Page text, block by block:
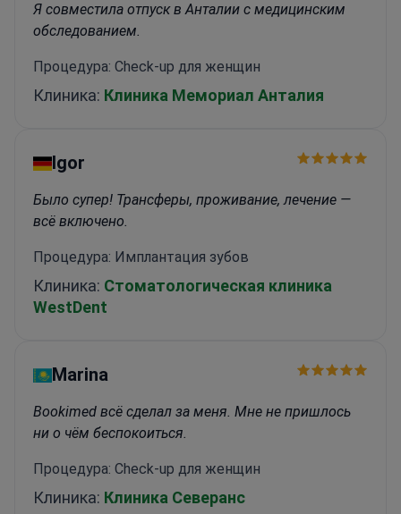
Я совместила отпуск в Анталии с медицинским
обследованием.
Процедура: Check-up для женщин
Клиника: Клиника Мемориал Анталия
Igor
Было супер! Трансферы, проживание, лечение —
всё включено.
Процедура: Имплантация зубов
Клиника: Стоматологическая клиника
WestDent
Marina
Bookimed всё сделал за меня. Мне не пришлось
ни о чём беспокоиться.
Процедура: Check-up для женщин
Клиника: Клиника Северанс